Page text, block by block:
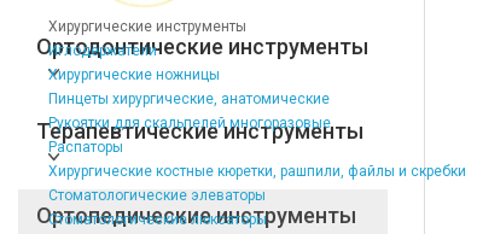
Хирургические инструменты
Иглодержатели
Хирургические ножницы
Пинцеты хирургические, анатомические
Рукоятки для скальпелей многоразовые
Распаторы
Хирургические костные кюретки, рашпили, файлы и скребки
Стоматологические элеваторы
Стоматологические люксаторы
Ортодонтические инструменты
Терапевтические инструменты
Ортопедические инструменты